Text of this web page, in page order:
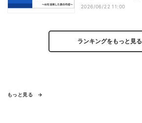
2026/06/22 11:00
ランキングをもっと見る
もっと見る